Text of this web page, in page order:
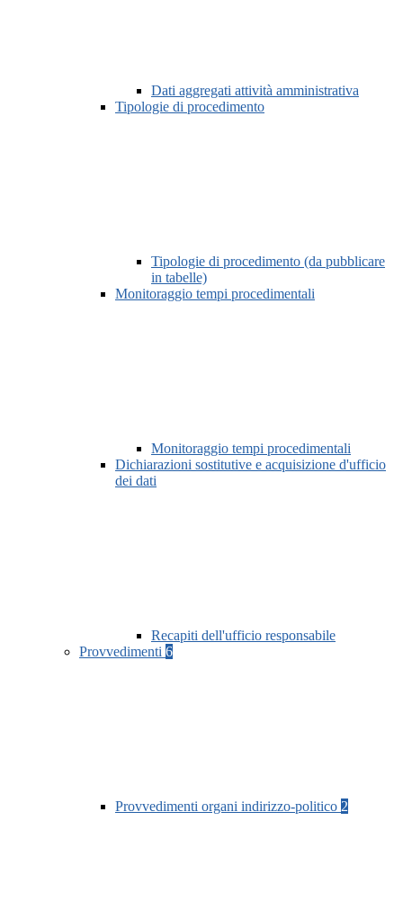
Dati aggregati attività amministrativa
Tipologie di procedimento
Tipologie di procedimento (da pubblicare
in tabelle)
Monitoraggio tempi procedimentali
Monitoraggio tempi procedimentali
Dichiarazioni sostitutive e acquisizione d'ufficio
dei dati
Recapiti dell'ufficio responsabile
Provvedimenti 6
Provvedimenti organi indirizzo-politico 2